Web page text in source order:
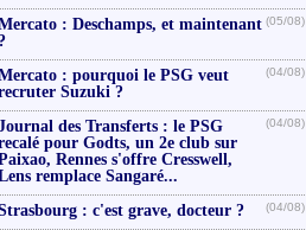
: Deschamps, et maintenant (05/08)
: pourquoi le PSG veut
Suzuki ?
(04/08)
des Transferts : le PSG
pour Godts, un 2e club sur
Rennes s'offre Cresswell,
remplace Sangaré...
(04/08)
: c'est grave, docteur ? (04/08)